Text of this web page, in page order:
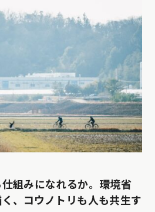
組みになれるか。環境省
、コウノトリも人も共生す